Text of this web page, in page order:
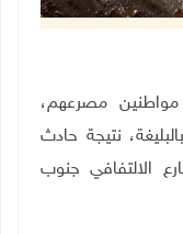
أربعة مواطنين مصرعهم،
نتيجة حادث
الالتفافي جنوب